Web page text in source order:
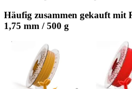
Häufig zusammen gekauft mit
1,75 mm / 500 g